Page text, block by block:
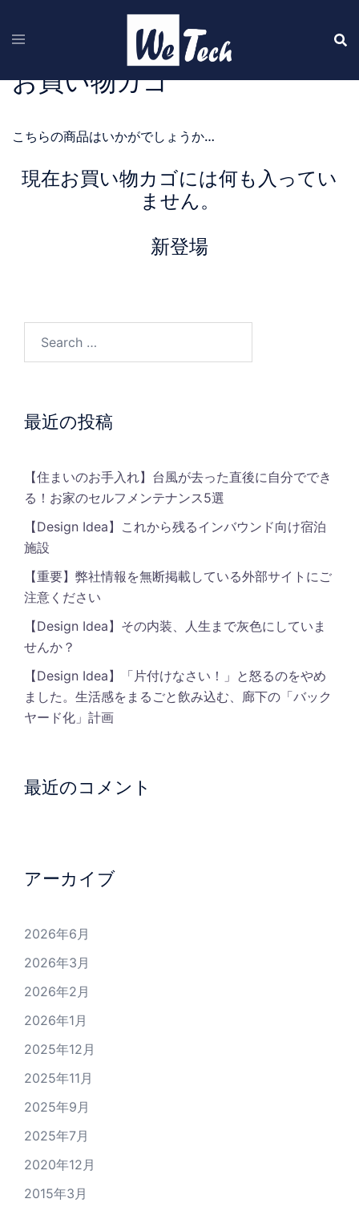
お買い物カゴ
こちらの商品はいかがでしょうか…
現在お買い物カゴには何も入ってい
ません。
新登場
最近の投稿
【住まいのお手入れ】台風が去った直後に自分ででき
る！お家のセルフメンテナンス5選
【Design Idea】これから残るインバウンド向け宿泊
施設
【重要】弊社情報を無断掲載している外部サイトにご
注意ください
【Design Idea】その内装、人生まで灰色にしていま
せんか？
【Design Idea】「片付けなさい！」と怒るのをやめ
ました。生活感をまるごと飲み込む、廊下の「バック
ヤード化」計画
最近のコメント
アーカイブ
2026年6月
2026年3月
2026年2月
2026年1月
2025年12月
2025年11月
2025年9月
2025年7月
2020年12月
2015年3月